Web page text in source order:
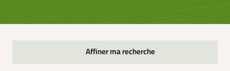
canisse occultation en PVC, la brande bruyère, l’occultant
bambou, l’occultant bruyère ou encore l’occultation PVC.
Affiner ma recherche